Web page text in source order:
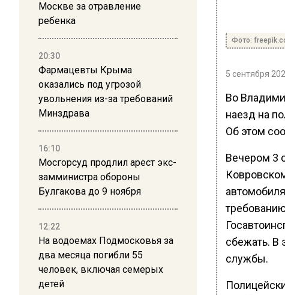
Москве за отравление
ребенка
20:30
Фармацевты Крыма
оказались под угрозой
увольнения из-за требований
Минздрава
16:10
Мосгорсуд продлил арест экс-
замминистра обороны
Булгакова до 9 ноября
12:22
На водоемах Подмосковья за
два месяца погибли 55
человек, включая семерых
детей
Фото:
5 сентября
Во
наезд на
Об этом
Вечером 3
сбежать. В
службы.